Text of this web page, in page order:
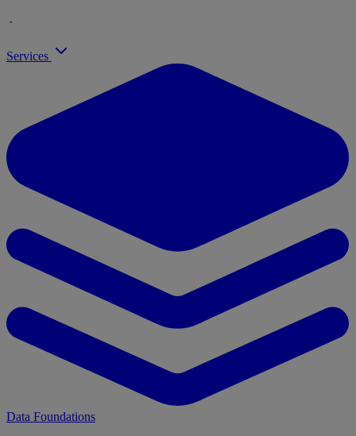
Services
Data Foundations